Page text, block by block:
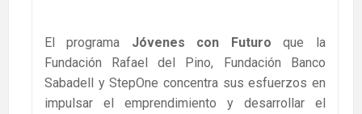
El programa Jóvenes con Futuroque la
Fundación Rafael del Pino, Fundación Banco
Sabadell y StepOne concentra sus esfuerzos en
impulsar el emprendimiento y desarrollar el